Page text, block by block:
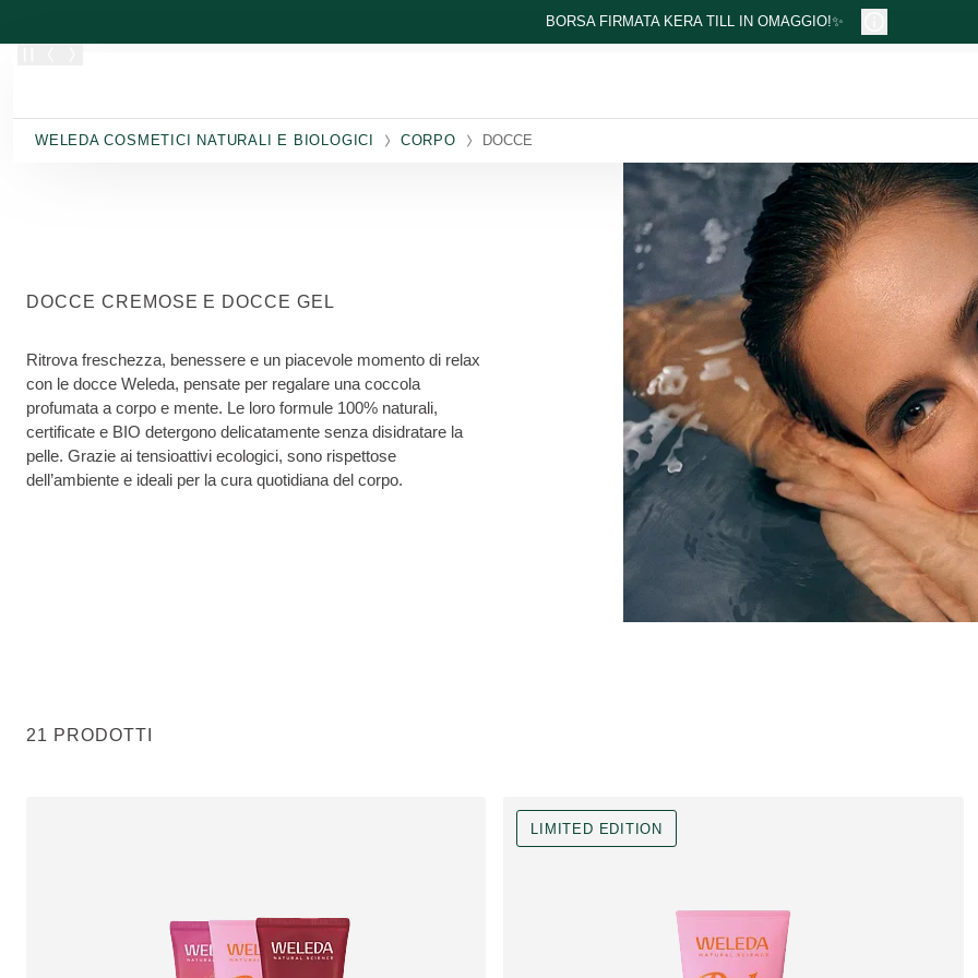
BORSA FIRMATA KERA TILL IN OMAGGIO!✨
WELEDA COSMETICI NATURALI E BIOLOGICI CORPO DOCCE
DOCCE CREMOSE E DOCCE GEL
Ritrova freschezza, benessere e un piacevole momento di relax
con le docce Weleda, pensate per regalare una coccola
profumata a corpo e mente. Le loro formule 100% naturali,
certificate e BIO detergono delicatamente senza disidratare la
pelle. Grazie ai tensioattivi ecologici, sono rispettose
dell’ambiente e ideali per la cura quotidiana del corpo.
21 PRODOTTI
LIMITED EDITION